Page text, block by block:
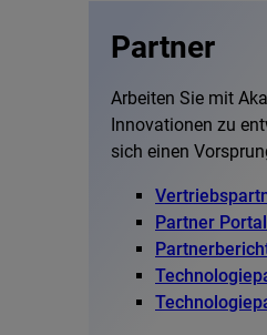
Partner
Arbeiten Sie mit
Innovationen zu
sich einen
Partner Portal